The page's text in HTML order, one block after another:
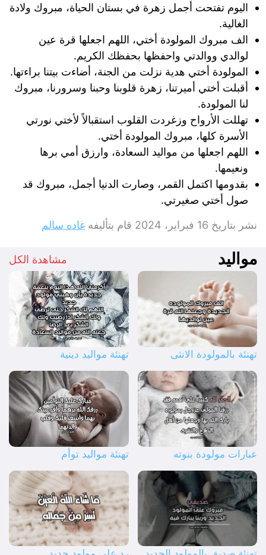
اليوم تفتحت أجمل زهرة في بستان الحياة، مبروك ولادة
الغالية.
الف مبروك المولودة أختي، اللهم اجعلها قرة عين
لوالدي ووالدتي واحفظها بحفظك الكريم.
المولودة أختي هدية نزلت من الجنة، أضاءت بيتنا براءتها.
أقبلت أختي أميرتنا، زهرة قلوبنا وحبنا وسرورنا، مبروك
لنا المولودة.
تهللت الأرواح وزغردت القلوب استقبالاً لأختي نورتي
الأسرة كلها، مبروك المولودة أختي.
اللهم اجعلها من مواليد السعادة، وارزق أمي برها
ونعيمها.
بقدومها اكتمل القمر، وصارت الدنيا أجمل، مبروك قد
صول أختي صغيرتي.
نشر بتاريخ 16 فبراير، 2024 قام بتأليفه غاده سالم
مواليد مشاهدة الكل
تهنئة بالمولودة الانثى تهنئة مواليد دينية
عبارات مولودة بنوته تهنئة مواليد توأم